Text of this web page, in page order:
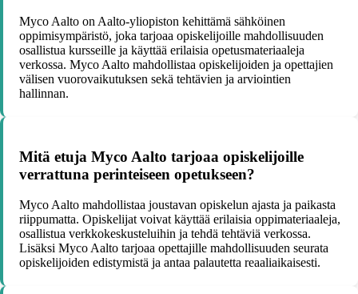
Myco Aalto on Aalto-yliopiston kehittämä sähköinen
oppimisympäristö, joka tarjoaa opiskelijoille mahdollisuuden
osallistua kursseille ja käyttää erilaisia opetusmateriaaleja
verkossa. Myco Aalto mahdollistaa opiskelijoiden ja opettajien
välisen vuorovaikutuksen sekä tehtävien ja arviointien
hallinnan.
Mitä etuja Myco Aalto tarjoaa opiskelijoille
verrattuna perinteiseen opetukseen?
Myco Aalto mahdollistaa joustavan opiskelun ajasta ja paikasta
riippumatta. Opiskelijat voivat käyttää erilaisia oppimateriaaleja,
osallistua verkkokeskusteluihin ja tehdä tehtäviä verkossa.
Lisäksi Myco Aalto tarjoaa opettajille mahdollisuuden seurata
opiskelijoiden edistymistä ja antaa palautetta reaaliaikaisesti.